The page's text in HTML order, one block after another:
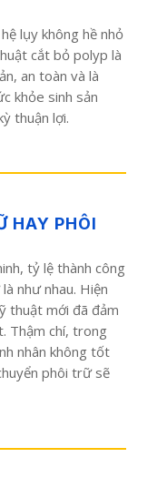
lụy không hề nhỏ
cắt bỏ polyp là
an toàn và là
khỏe sinh sản
thuận lợi.
HAY PHÔI
tỷ lệ thành công
như nhau. Hiện
thuật mới đã đảm
Thậm chí, trong
nhân không tốt
phôi trữ sẽ